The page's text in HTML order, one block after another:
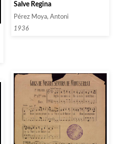
Salve Regina
Pérez Moya, Antoni
1936